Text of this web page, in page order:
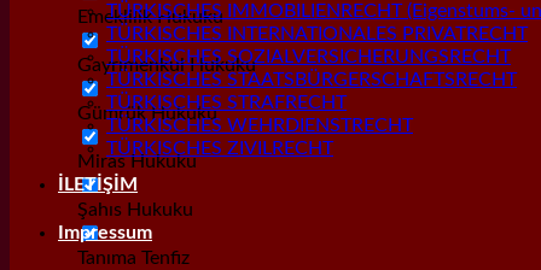
Emeklilik Hukuku
Gayrımenkul Hukuku
Gümrük Hukuku
Miras Hukuku
Şahıs Hukuku
Tanıma Tenfiz
TÜRKISCHES IMMOBILIENRECHT (Eigenstums-
TÜRKISCHES INTERNATIONALES PRIVATRECHT
TÜRKISCHES SOZIALVERSICHERUNGSRECHT
TÜRKISCHES STAATSBÜRGERSCHAFTSRECHT
TÜRKISCHES STRAFRECHT
TÜRKISCHES WEHRDIENSTRECHT
TÜRKISCHES ZIVILRECHT
İLETİŞİM
Impressum